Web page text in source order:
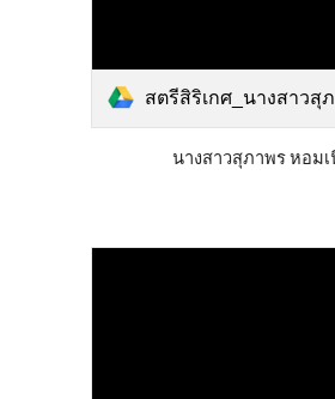
สตรีสิริเกศ_นางสาวสุภาพร ห
นางสาวสุภาพร หอม